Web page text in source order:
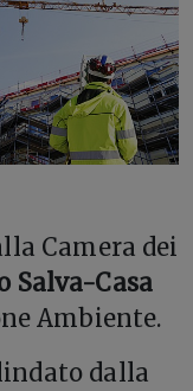
Camera dei
Salva-Casa
Ambiente.
dalla